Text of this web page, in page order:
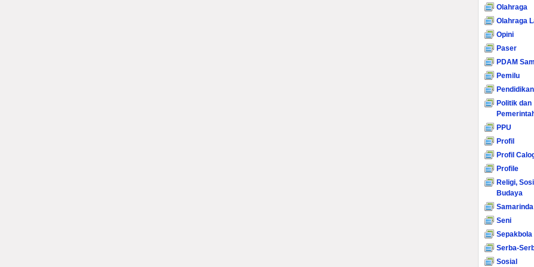
Olahraga
Olahraga
Opini
Paser
PDAM
Pemilu
Pendidikan
Politik dan
PPU
Profil
Profil
Profile
Religi,
Budaya
Samarinda
Seni
Sepakbola
Serba-
Sosial